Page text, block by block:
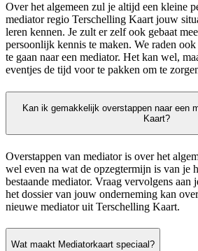
Over het algemeen zul je altijd een kleine
mediator regio Terschelling Kaart jouw
leren kennen. Je zult er zelf ook gebaat
persoonlijk kennis te maken. We raden
te gaan naar een mediator. Het kan wel,
eventjes de tijd voor te pakken om te
Kan ik gemakkelijk overstappen naar een
Kaart?
Overstappen van mediator is over het
wel even na wat de opzegtermijn is van je
bestaande mediator. Vraag vervolgens
het dossier van jouw onderneming kan
nieuwe mediator uit Terschelling Kaart.
Wat maakt Mediatorkaart speciaal?